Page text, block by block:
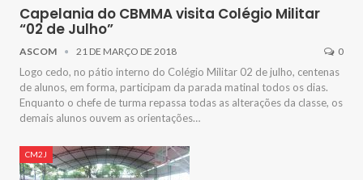
Capelania do CBMMA visita Colégio Militar
“02 de Julho”
ASCOM 21 DE MARÇO DE 2018 0
Logo cedo, no pátio interno do Colégio Militar 02 de julho, centenas
de alunos, em forma, participam da parada matinal todos os dias.
Enquanto o chefe de turma repassa todas as alterações da classe, os
demais alunos ouvem as orientações…
CM2J